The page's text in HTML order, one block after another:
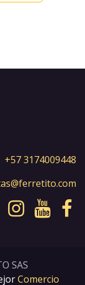
+57 3174009448
SAS
Comercio